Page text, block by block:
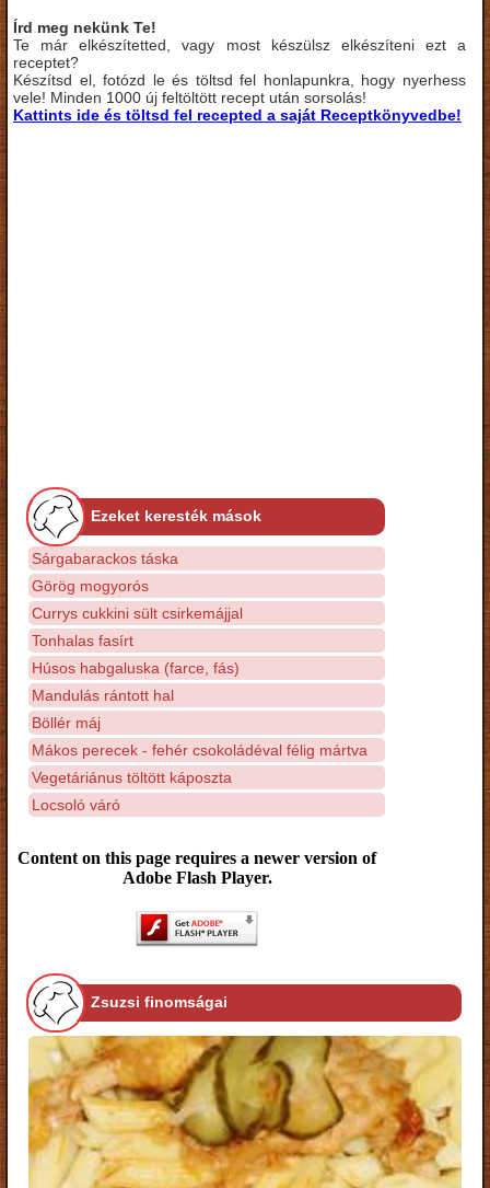
Írd meg nekünk Te!
Te már elkészítetted, vagy most készülsz elkészíteni ezt a
receptet?
Készítsd el, fotózd le és töltsd fel honlapunkra, hogy nyerhess
vele! Minden 1000 új feltöltött recept után sorsolás!
Kattints ide és töltsd fel recepted a saját Receptkönyvedbe!
Ezeket keresték mások
Sárgabarackos táska
Görög mogyorós
Currys cukkini sült csirkemájjal
Tonhalas fasírt
Húsos habgaluska (farce, fás)
Mandulás rántott hal
Böllér máj
Mákos perecek - fehér csokoládéval félig mártva
Vegetáriánus töltött káposzta
Locsoló váró
Content on this page requires a newer version of
Adobe Flash Player.
Zsuzsi finomságai